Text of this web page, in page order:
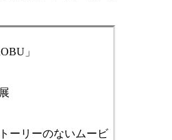
」
ーリーのないムービ